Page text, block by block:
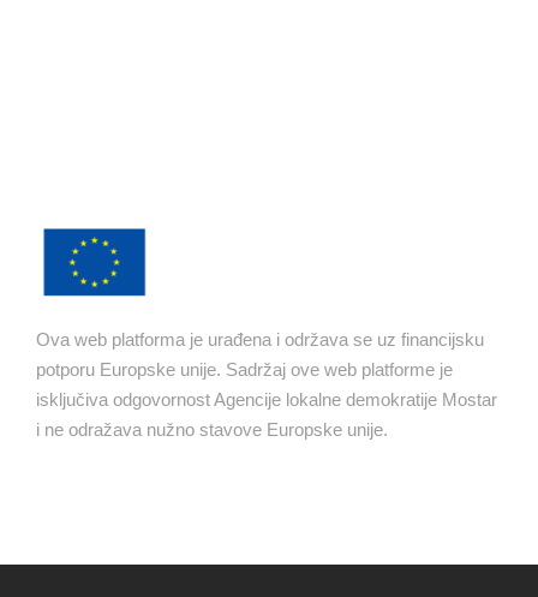
Ova web platforma je urađena i održava se uz financijsku
potporu Europske unije. Sadržaj ove web platforme je
isključiva odgovornost Agencije lokalne demokratije Mostar
i ne odražava nužno stavove Europske unije.